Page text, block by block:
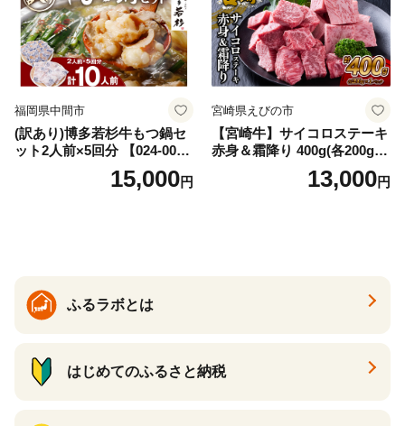
福岡県中間市
(訳あり)博多若杉牛もつ鍋セ
ット2人前×5回分 【024-002
15,000円
宮崎県えびの市
【宮崎牛】サイコロステーキ
赤身＆霜降り 400g(各200g×
１P 計2P) 真空パック 冷凍
13,000円
ふるラボとは
はじめてのふるさと納税